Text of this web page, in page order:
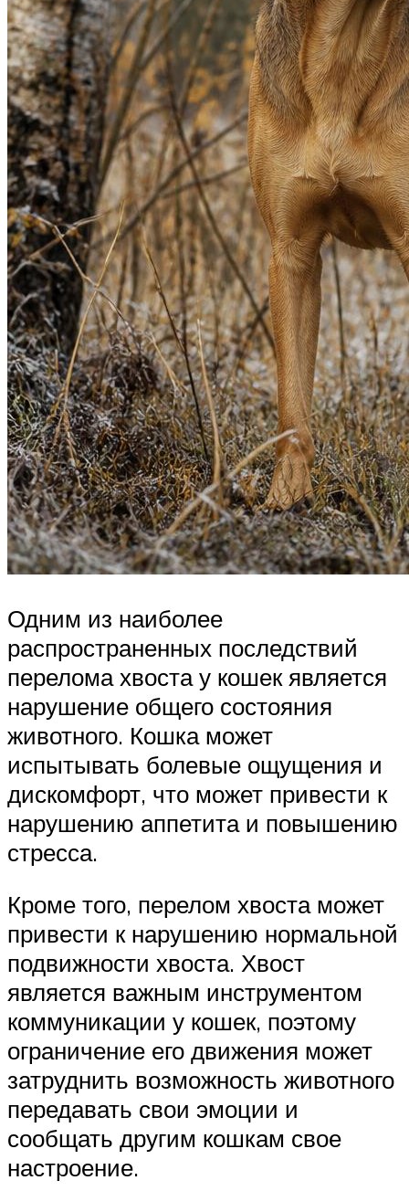
Одним из наиболее
распространенных последствий
перелома хвоста у кошек является
нарушение общего состояния
животного. Кошка может
испытывать болевые ощущения и
дискомфорт, что может привести к
нарушению аппетита и повышению
стресса.
Кроме того, перелом хвоста может
привести к нарушению нормальной
подвижности хвоста. Хвост
является важным инструментом
коммуникации у кошек, поэтому
ограничение его движения может
затруднить возможность животного
передавать свои эмоции и
сообщать другим кошкам свое
настроение.